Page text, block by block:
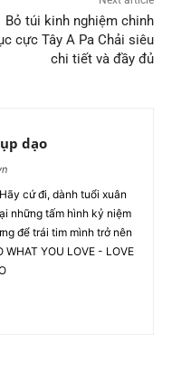
Bỏ túi kinh nghiệm chinh
cực Tây A Pa Chải siêu
chi tiết và đầy đủ
dạo
cứ đi, dành tuổi xuân
những tấm hình kỷ niệm
để trái tim mình trở nên
WHAT YOU LOVE - LOVE